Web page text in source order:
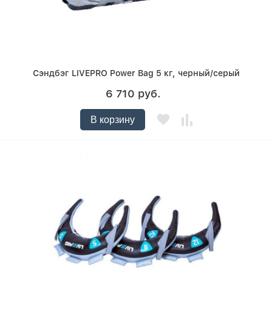
Сэндбэг LIVEPRO Power Bag 5 кг, черный/серый
6 710 руб.
В корзину